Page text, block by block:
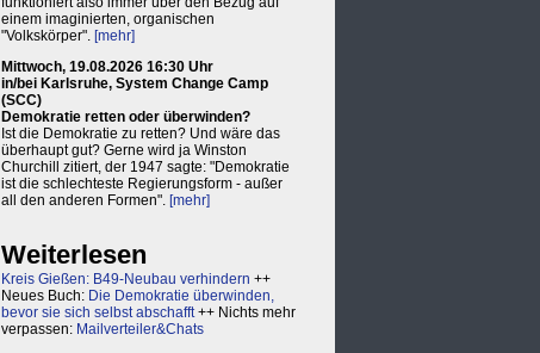
einem imaginierten, organischen
"Volkskörper". [mehr]
Mittwoch, 19.08.2026 16:30 Uhr
in/bei Karlsruhe, System Change Camp
(SCC)
Demokratie retten oder überwinden?
Ist die Demokratie zu retten? Und wäre das
überhaupt gut? Gerne wird ja Winston
Churchill zitiert, der 1947 sagte: "Demokratie
ist die schlechteste Regierungsform - außer
all den anderen Formen". [mehr]
Weiterlesen
Kreis Gießen: B49-Neubau verhindern ++
Neues Buch: Die Demokratie überwinden,
bevor sie sich selbst abschafft++ Nichts mehr
verpassen: Mailverteiler&Chats